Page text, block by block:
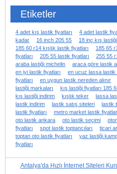
Etiketler
4 adet kış lastik fiyatları 4 adet lastik
kadar
16 inch 205 55 18 inç kış
185 60 r14 kışlık lastik fiyatları
185 65
fiyatları
205 55 lastik fiyatları 255 55
araba lastiği michelin
araca göre lastik
en iyi lastik fiyatları
en ucuz lassa lastik
fiyatları
en uygun lastik nereden alınır
lastiği markaları
kış lastiği fiyatları 185
kış lastiği indirim
kışlık teker lassa
lastik indirim
lastik satış siteleri lastik
lastik fiyatları
metro market lastik
oto lastik ankara
oto lastik seçimi
fiyatları
spot lastik toptancıları ticari
toptan oto lastik fiyatları
yaz lastiği
fiyatları
Antalya'da Hızlı İnternet Siteleri